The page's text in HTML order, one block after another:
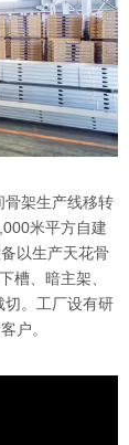
骨架生产线移转
米平方自建
以生产天花骨
槽、暗主架、
切。工厂设有研
户。